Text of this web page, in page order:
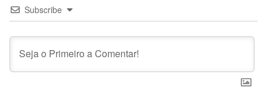
Subscribe